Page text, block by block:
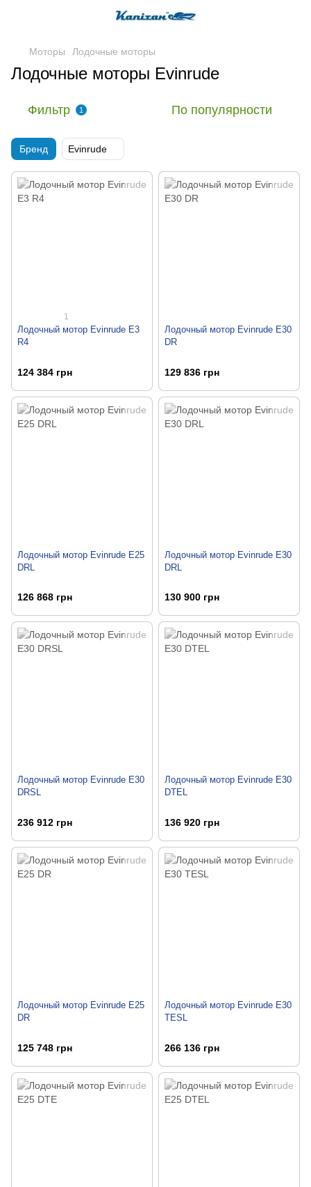
Моторы Лодочные моторы
Лодочные моторы Evinrude
Фильтр 1 По популярности
Бренд Evinrude
1
Лодочный мотор Evinrude E3
R4
124 384 грн
Лодочный мотор Evinrude E30
DR
129 836 грн
Лодочный мотор Evinrude E25
DRL
126 868 грн
Лодочный мотор Evinrude E30
DRL
130 900 грн
Лодочный мотор Evinrude E30
DRSL
236 912 грн
Лодочный мотор Evinrude E30
DTEL
136 920 грн
Лодочный мотор Evinrude E25
DR
125 748 грн
Лодочный мотор Evinrude E30
TESL
266 136 грн